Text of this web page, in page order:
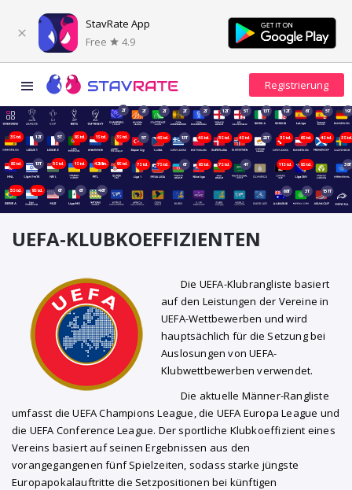
StavRate App
Free
4.9
2T 2T 2T 2T 2T 12T 5T 13T 12T 6T 5T 19T
3Std. 12T 5T 8Std. 1Std. 3Std. 5T 4Std. 13T 4Std. 5Std. 4Std. 20T 3Std. 6Std. 4Std.
8Std. 13T 5Std. 1Std. 42Min. 9Std. 7Std. 7Std. 6T 6Std. 7Std. 4T 11Std. 8Std. 38T
5Std. 9Std. 6T 6T 46T 68T 3T 151T
UEFA-KLUBKOEFFIZIENTEN
Die UEFA-Klubrangliste basiert
auf den Leistungen der Vereine in
UEFA-Wettbewerben und wird
hauptsächlich für die Setzung bei
Auslosungen von UEFA-
Klubwettbewerben verwendet.
Die aktuelle Männer-Rangliste
umfasst die UEFA Champions League, die UEFA Europa League und
die UEFA Conference League. Der sportliche Klubkoeffizient eines
Vereins basiert auf seinen Ergebnissen aus den
vorangegangenen fünf Spielzeiten, sodass starke jüngste
Europapokalauftritte die Setzpositionen bei künftigen